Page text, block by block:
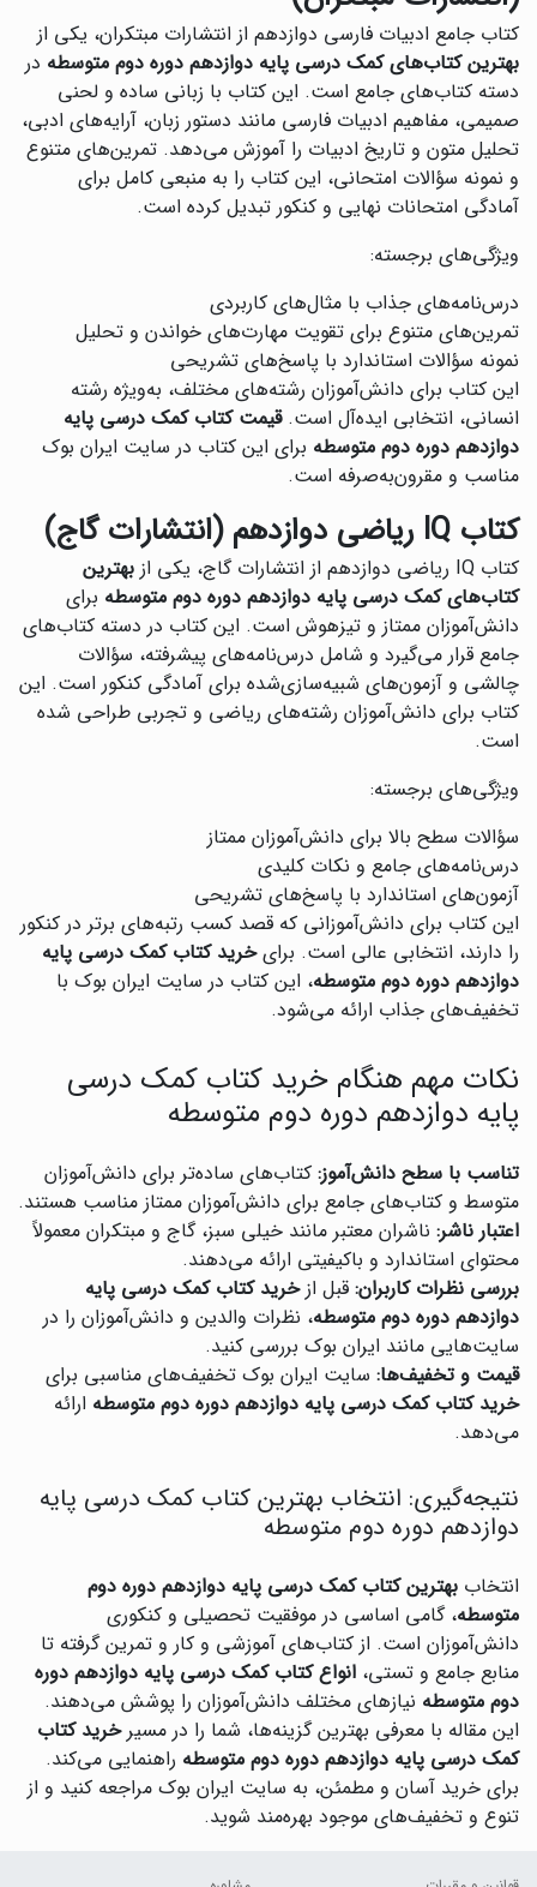
کتاب جامع ادبیات فارسی دوازدهم از انتشارات مبتکران، یکی از
بهترین کتاب‌های کمک درسی پایه دوازدهم دوره دوم متوسطه در
دسته کتاب‌های جامع است. این کتاب با زبانی ساده و لحنی
صمیمی، مفاهیم ادبیات فارسی مانند دستور زبان، آرایه‌های ادبی،
تحلیل متون و تاریخ ادبیات را آموزش می‌دهد. تمرین‌های متنوع
و نمونه سؤالات امتحانی، این کتاب را به منبعی کامل برای
آمادگی امتحانات نهایی و کنکور تبدیل کرده است.
ویژگی‌های برجسته:
درس‌نامه‌های جذاب با مثال‌های کاربردی
تمرین‌های متنوع برای تقویت مهارت‌های خواندن و تحلیل
نمونه سؤالات استاندارد با پاسخ‌های تشریحی
این کتاب برای دانش‌آموزان رشته‌های مختلف، به‌ویژه رشته
انسانی، انتخابی ایده‌آل است.قیمت کتاب کمک درسی پایه
دوازدهم دوره دوم متوسطه برای این کتاب در سایت ایران بوک
مناسب و مقرون‌به‌صرفه است.
کتاب IQ ریاضی دوازدهم (انتشارات گاج)
کتاب IQ ریاضی دوازدهم از انتشارات گاج، یکی از
بهترین
کتاب‌های کمک درسی پایه دوازدهم دوره دوم متوسطه برای
دانش‌آموزان ممتاز و تیزهوش است. این کتاب در دسته کتاب‌های
جامع قرار می‌گیرد و شامل درس‌نامه‌های پیشرفته، سؤالات
چالشی و آزمون‌های شبیه‌سازی‌شده برای آمادگی کنکور است. این
کتاب برای دانش‌آموزان رشته‌های ریاضی و تجربی طراحی شده
است.
ویژگی‌های برجسته:
سؤالات سطح بالا برای دانش‌آموزان ممتاز
درس‌نامه‌های جامع و نکات کلیدی
آزمون‌های استاندارد با پاسخ‌های تشریحی
این کتاب برای دانش‌آموزانی که قصد کسب رتبه‌های برتر در کنکور
را دارند، انتخابی عالی است. برایخرید کتاب کمک درسی پایه
دوازدهم دوره دوم متوسطه، این کتاب در سایت ایران بوک با
تخفیف‌های جذاب ارائه می‌شود.
نکات مهم هنگام خرید کتاب کمک درسی
پایه دوازدهم دوره دوم متوسطه
تناسب با سطح دانش‌آموز: کتاب‌های ساده‌تر برای دانش‌آموزان
متوسط و کتاب‌های جامع برای دانش‌آموزان ممتاز مناسب هستند.
اعتبار ناشر: ناشران معتبر مانند خیلی سبز، گاج و مبتکران معمولاً
محتوای استاندارد و باکیفیتی ارائه می‌دهند.
بررسی نظرات کاربران: قبل ازخرید کتاب کمک درسی پایه
دوازدهم دوره دوم متوسطه، نظرات والدین و دانش‌آموزان را در
سایت‌هایی مانند ایران بوک بررسی کنید.
قیمت و تخفیف‌ها: سایت ایران بوک تخفیف‌های مناسبی برای
خرید کتاب کمک درسی پایه دوازدهم دوره دوم متوسطه ارائه
می‌دهد.
نتیجه‌گیری: انتخاب بهترین کتاب کمک درسی پایه
دوازدهم دوره دوم متوسطه
انتخاب بهترین کتاب کمک درسی پایه دوازدهم دوره دوم
متوسطه، گامی اساسی در موفقیت تحصیلی و کنکوری
دانش‌آموزان است. از کتاب‌های آموزشی و کار و تمرین گرفته تا
منابع جامع و تستی، انواع کتاب کمک درسی پایه دوازدهم دوره
دوم متوسطه نیازهای مختلف دانش‌آموزان را پوشش می‌دهند.
این مقاله با معرفی بهترین گزینه‌ها، شما را در مسیرخرید کتاب
کمک درسی پایه دوازدهم دوره دوم متوسطه راهنمایی می‌کند.
برای خرید آسان و مطمئن، به سایت ایران بوک مراجعه کنید و از
تنوع و تخفیف‌های موجود بهره‌مند شوید.